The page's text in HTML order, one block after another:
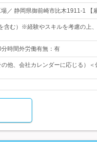
場／ 静岡県御前崎市比木1911-1
含む）※経験やスキルを考慮の上
時間外労働有無：有
他、会社カレンダーに応じる）